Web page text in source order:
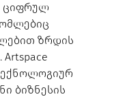
ციფრულ
ზრდის
ბიზნესის